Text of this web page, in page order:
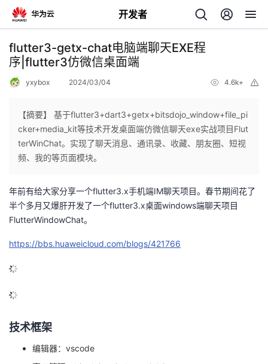
开发者
返
回
个
主
的
者
的
我
我
学
持
flutter3-getx-chat电脑端聊天EXE程
序|flutter3仿微信桌面端
yxybox 2024/03/04 4.6k+
【摘要】 基于flutter3+dart3+getx+bitsdojo_window+file_pi
cker+media_kit等技术开发桌面端仿微信聊天exe实战项目Flut
terWinChat。实现了聊天消息、通讯录、收藏、朋友圈、短视
频、我的等页面模块。
年前有给大家分享一个flutter3.x手机端IM聊天项目。春节期间花了
半个多月又爆肝开发了一个flutter3.x桌面windows端聊天项目
FlutterWindowChat。
https://bbs.huaweicloud.com/blogs/421766
技术框架
编辑器：vscode